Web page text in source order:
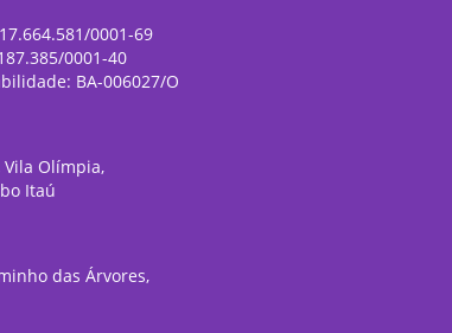
0001-69
0001-40
BA-006027/O
Vila Olímpia,
Itaú
das Árvores,